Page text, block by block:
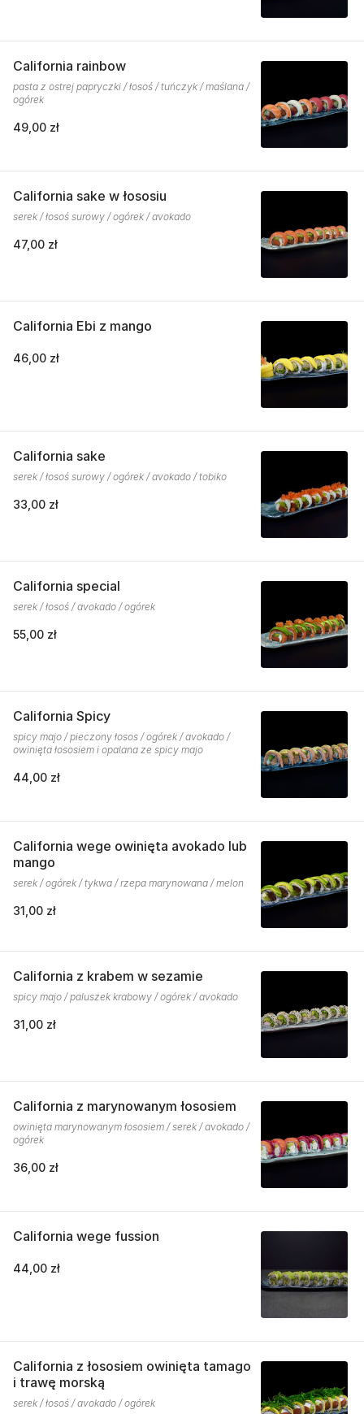
California rainbow
pasta z ostrej papryczki / łosoś / tuńczyk / maślana /
ogórek
49,00 zł
California sake w łososiu
serek / łosoś surowy / ogórek / avokado
47,00 zł
California Ebi z mango
46,00 zł
California sake
serek / łosoś surowy / ogórek / avokado / tobiko
33,00 zł
California special
serek / łosoś / avokado / ogórek
55,00 zł
California Spicy
spicy majo / pieczony łosos / ogórek / avokado /
owinięta łososiem i opalana ze spicy majo
44,00 zł
California wege owinięta avokado lub
mango
serek / ogórek / tykwa / rzepa marynowana / melon
31,00 zł
California z krabem w sezamie
spicy majo / paluszek krabowy / ogórek / avokado
31,00 zł
California z marynowanym łososiem
owinięta marynowanym łososiem / serek / avokado /
ogórek
36,00 zł
California wege fussion
44,00 zł
California z łososiem owinięta tamago
i trawę morską
serek / łosoś / avokado / ogórek